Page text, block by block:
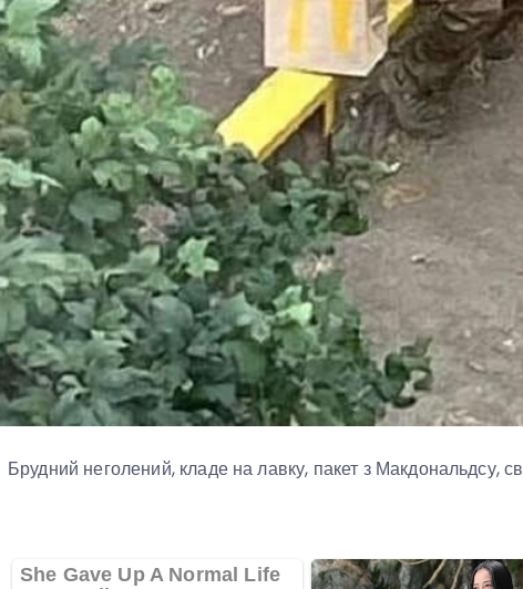
Брудний неголений, кладе на лавку, пакет з Макдональдсу,